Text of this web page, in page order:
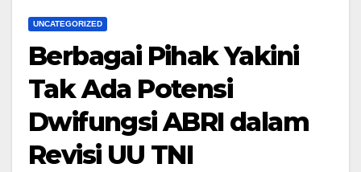
UNCATEGORIZED
Berbagai Pihak Yakini
Tak Ada Potensi
Dwifungsi ABRI dalam
Revisi UU TNI